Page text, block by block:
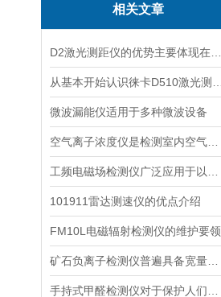
相关文章
微波漏能仪适用于多种微波设备
101911雷达测速仪的优点介绍
FM10L电磁辐射检测仪的维护要领